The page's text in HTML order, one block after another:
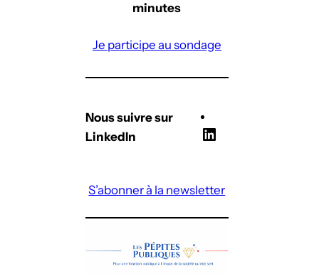
minutes
Je participe au sondage
Nous suivre sur
LinkedIn
k
I
S’abonner à la newsletter